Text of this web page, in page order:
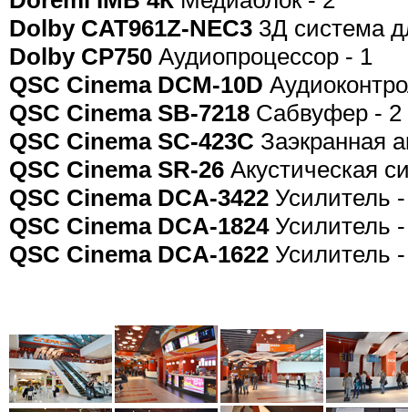
Dolby CAT961Z-NEC3 3Д система
Dolby CP750 Аудиопроцессор - 1
QSC Cinema DCM-10D
QSC Cinema SB-7218 Сабвуфер - 2
QSC Cinema SC-423C Заэкранная
QSC Cinema SR-26 Акустическая
QSC Cinema DCA-3422 Усилитель
QSC Cinema DCA-1824Усилитель
QSC Cinema DCA-1622 Усилитель